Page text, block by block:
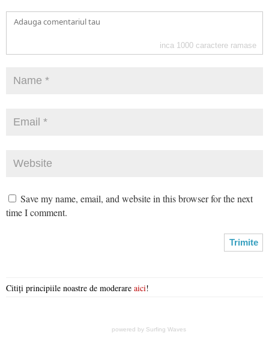
inca 1000 caractere ramase
Save my name, email, and website in this browser for the next
time I comment.
Citiți principiile noastre de moderare aici!
powered by Surfing Waves